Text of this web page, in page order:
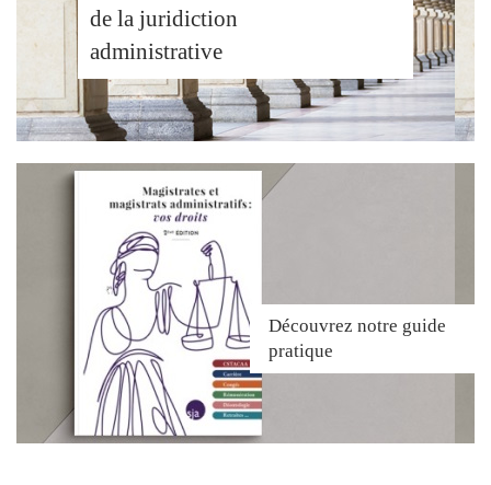
de la juridiction
administrative
Découvrez notre guide
pratique